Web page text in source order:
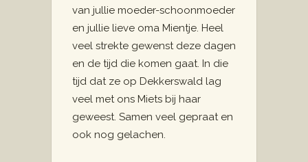
van jullie moeder-schoonmoeder
en jullie lieve oma Mientje. Heel
veel strekte gewenst deze dagen
en de tijd die komen gaat. In die
tijd dat ze op Dekkerswald lag
veel met ons Miets bij haar
geweest. Samen veel gepraat en
ook nog gelachen.